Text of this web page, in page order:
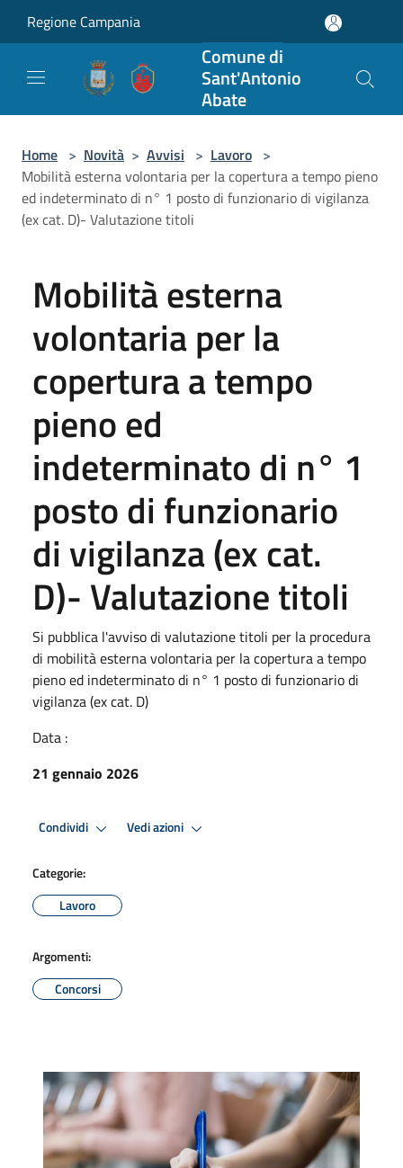
Regione Campania
Comune di
Sant'Antonio
Abate
Home > Novità > Avvisi > Lavoro >
Mobilità esterna volontaria per la copertura a tempo pieno
ed indeterminato di n° 1 posto di funzionario di vigilanza
(ex cat. D)- Valutazione titoli
Mobilità esterna
volontaria per la
copertura a tempo
pieno ed
indeterminato di n° 1
posto di funzionario
di vigilanza (ex cat.
D)- Valutazione titoli
Si pubblica l'avviso di valutazione titoli per la procedura
di mobilità esterna volontaria per la copertura a tempo
pieno ed indeterminato di n° 1 posto di funzionario di
vigilanza (ex cat. D)
Data :
21 gennaio 2026
Condividi Vedi azioni
Categorie:
Lavoro
Argomenti:
Concorsi